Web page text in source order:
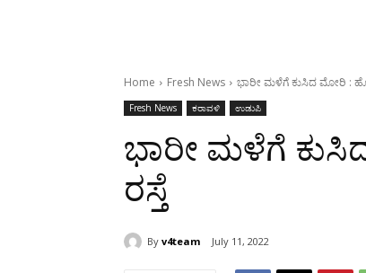
Home Fresh News ಭಾರೀ ಮಳೆಗೆ ಕುಸಿದ ಮೋರಿ :
Fresh News ಕರಾವಳಿ ಉಡುಪಿ
ಭಾರೀ ಮಳೆಗೆ
ರಸ್ತೆ
By v4team July 11, 2022